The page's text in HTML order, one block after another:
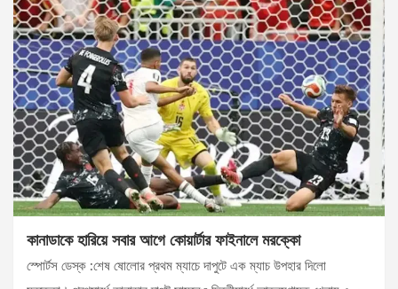
কানাডাকে হারিয়ে সবার আগে কোয়ার্টার ফাইনালে মরক্কো
স্পোর্টস ডেস্ক :শেষ ষোলোর প্রথম ম্যাচে দাপুটে এক ম্যাচ উপহার দিলো